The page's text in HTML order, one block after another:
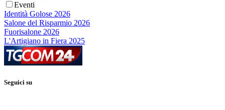
Eventi
Identità Golose 2026
Salone del Risparmio 2026
Fuorisalone 2026
L'Artigiano in Fiera 2025
Seguici su